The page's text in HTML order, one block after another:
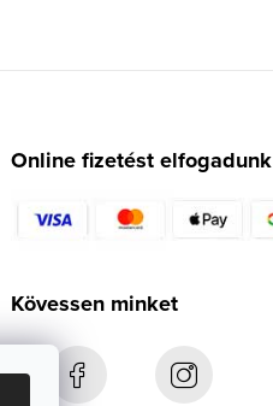
Online fizetést elfogadunk
Kövessen minket